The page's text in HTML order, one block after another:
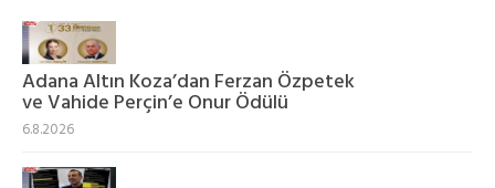
Adana Altın Koza’dan Ferzan Özpetek
ve Vahide Perçin’e Onur Ödülü
6.8.2026